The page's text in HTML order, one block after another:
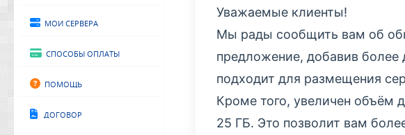
Мои сервера
Способы оплаты
Помощь
Договор
Уважаемые клиенты!
Мы рады сообщить вам об
предложение, добавив
подходит для размещения
Кроме того, увеличен объём
25 ГБ. Это позволит вам